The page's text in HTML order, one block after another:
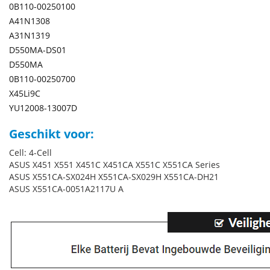
0B110-00250100
A41N1308
A31N1319
D550MA-DS01
D550MA
0B110-00250700
X45Li9C
YU12008-13007D
Geschikt voor:
Cell: 4-Cell
ASUS X451 X551 X451C X451CA X551C X551CA Series
ASUS X551CA-SX024H X551CA-SX029H X551CA-DH21
ASUS X551CA-0051A2117U A